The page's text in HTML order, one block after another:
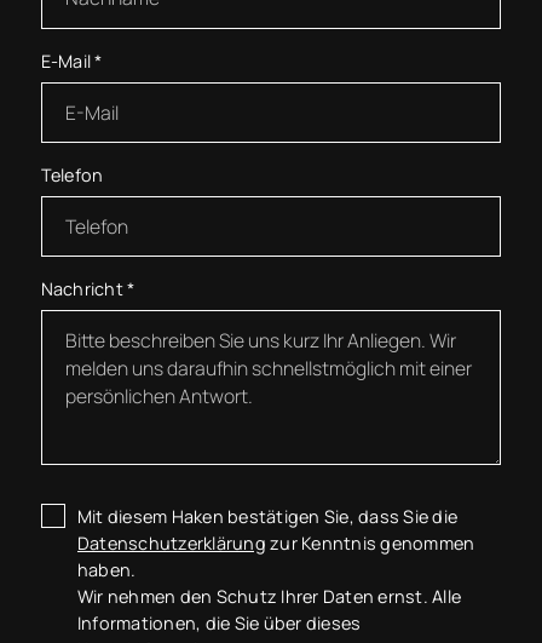
E-Mail*
Telefon
Nachricht*
Mit diesem Haken bestätigen Sie, dass Sie die
Datenschutzerklärung zur Kenntnis genommen
haben.
Wir nehmen den Schutz Ihrer Daten ernst. Alle
Informationen, die Sie über dieses